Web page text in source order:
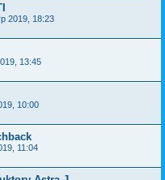
2019, 18:23
13:45
10:00
11:04